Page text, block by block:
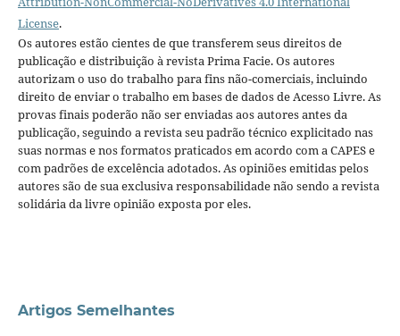
License.
Os autores estão cientes de que transferem seus direitos de
publicação e distribuição à revista Prima Facie. Os autores
autorizam o uso do trabalho para fins não-comerciais, incluindo
direito de enviar o trabalho em bases de dados de Acesso Livre. As
provas finais poderão não ser enviadas aos autores antes da
publicação, seguindo a revista seu padrão técnico explicitado nas
suas normas e nos formatos praticados em acordo com a CAPES e
com padrões de excelência adotados. As opiniões emitidas pelos
autores são de sua exclusiva responsabilidade não sendo a revista
solidária da livre opinião exposta por eles.
Artigos Semelhantes